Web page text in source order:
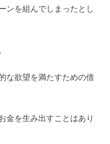
ンを組んでしまったとし
な欲望を満たすための借
金を生み出すことはあり